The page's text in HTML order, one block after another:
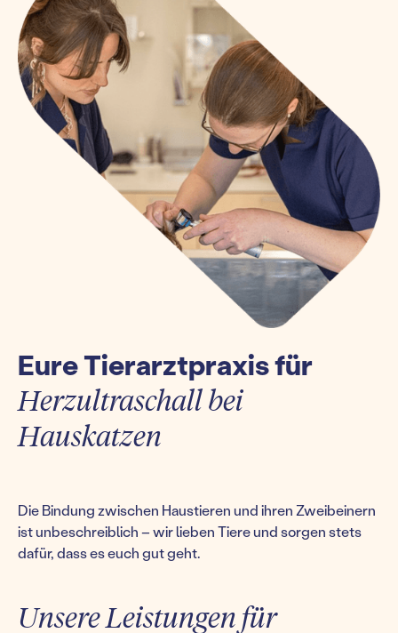
Eure Tierarztpraxis für
Herzultraschall bei
Hauskatzen
Die Bindung zwischen Haustieren und ihren Zweibeinern
ist unbeschreiblich – wir lieben Tiere und sorgen stets
dafür, dass es euch gut geht.
Unsere Leistungen für